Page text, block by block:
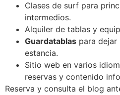
Clases de surf para
intermedios.
Alquiler de tablas y
Guardatablas para dejar
estancia.
Sitio web en varios
reservas y contenido
Reserva y consulta el blog